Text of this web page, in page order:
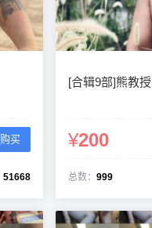
购买
51668
[合辑9部]熊教授
¥200
总数： 999